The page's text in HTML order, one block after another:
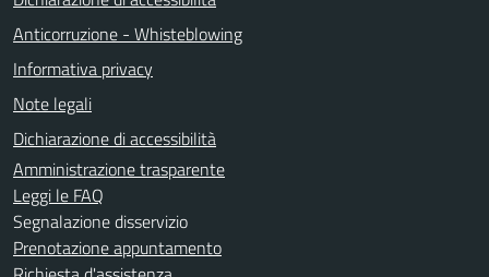
Anticorruzione - Whisteblowing
Informativa privacy
Note legali
Dichiarazione di accessibilità
Amministrazione trasparente
Leggi le FAQ
Segnalazione disservizio
Prenotazione appuntamento